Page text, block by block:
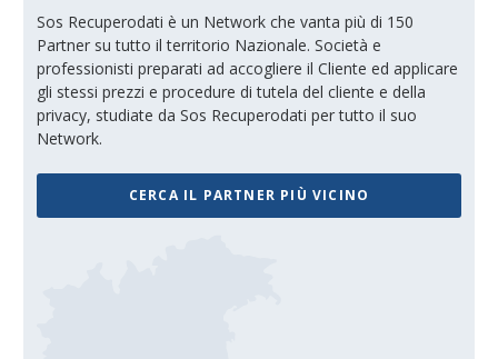
Sos Recuperodati è un Network che vanta più di 150
Partner su tutto il territorio Nazionale. Società e
professionisti preparati ad accogliere il Cliente ed applicare
gli stessi prezzi e procedure di tutela del cliente e della
privacy, studiate da Sos Recuperodati per tutto il suo
Network.
CERCA IL PARTNER PIÙ VICINO